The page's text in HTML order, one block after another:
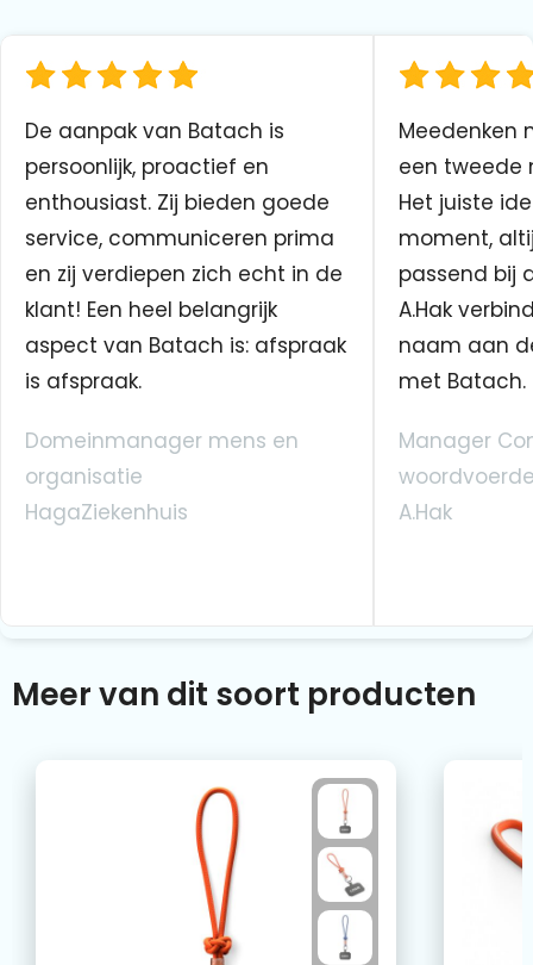
De aanpak van Batach is
persoonlijk, proactief en
enthousiast. Zij bieden goede
service, communiceren prima
en zij verdiepen zich echt in de
klant! Een heel belangrijk
aspect van Batach is: afspraak
is afspraak.
Domeinmanager mens en
organisatie
HagaZiekenhuis
Meedenken
een tweede
Het juiste
moment,
passend bij
A.Hak
naam aan
met Batach.
Manager
A.Hak
Meer van dit soort producten